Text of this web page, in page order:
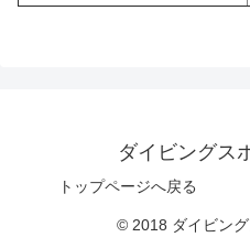
ダイビングス
トップページへ戻る
© 2018 ダイビン